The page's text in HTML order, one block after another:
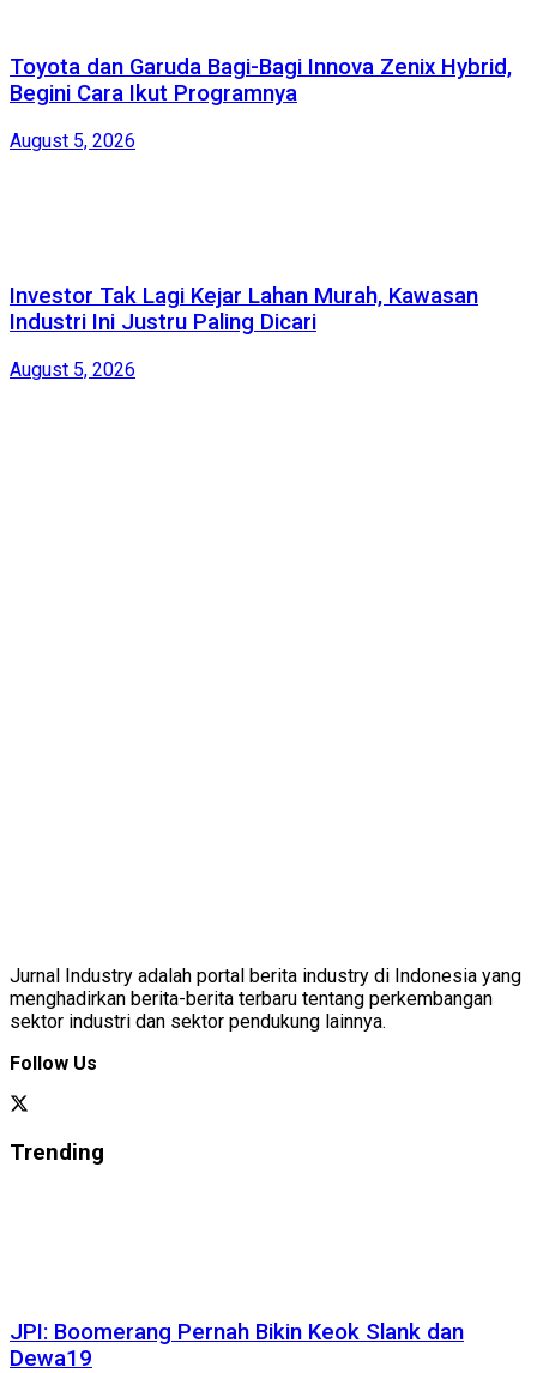
Toyota dan Garuda Bagi-Bagi Innova Zenix Hybrid,
Begini Cara Ikut Programnya
August 5, 2026
Investor Tak Lagi Kejar Lahan Murah, Kawasan
Industri Ini Justru Paling Dicari
August 5, 2026
Jurnal Industry adalah portal berita industry di Indonesia yang
menghadirkan berita-berita terbaru tentang perkembangan
sektor industri dan sektor pendukung lainnya.
Follow Us
Trending
JPI: Boomerang Pernah Bikin Keok Slank dan
Dewa19